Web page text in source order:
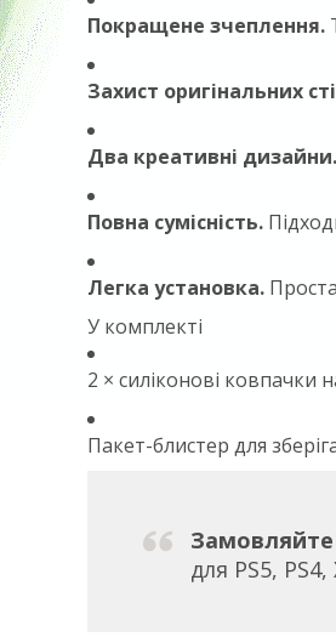
Покращене зчеплення.
Захист оригінальних
Два креативні дизайни.
Повна сумісність.
Легка установка.
У комплекті
2 × силіконові ковпачки
Пакет-блистер для
Замовляйте
для PS5,